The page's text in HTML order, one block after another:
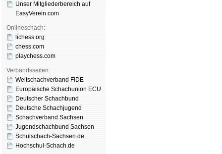
Unser Mitgliederbereich auf
EasyVerein.com
Onlineschach:
lichess.org
chess.com
playchess.com
Verbandsseiten:
Weltschachverband FIDE
Europäische Schachunion ECU
Deutscher Schachbund
Deutsche Schachjugend
Schachverband Sachsen
Jugendschachbund Sachsen
Schulschach-Sachsen.de
Hochschul-Schach.de